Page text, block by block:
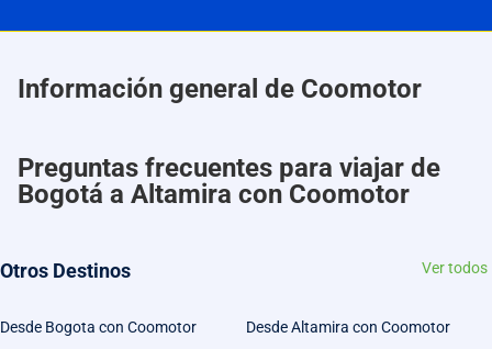
Información general de Coomotor
Preguntas frecuentes para viajar de
Bogotá a Altamira con Coomotor
Otros Destinos Ver todos
Desde Bogota con Coomotor Desde Altamira con Coomotor